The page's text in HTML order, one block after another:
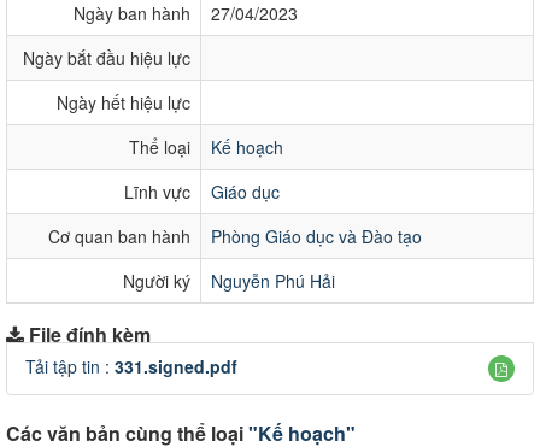
Ngày ban hành
27/04/2023
Ngày bắt đầu hiệu lực
Ngày hết hiệu lực
Thể loại
Kế hoạch
Lĩnh vực
Giáo dục
Cơ quan ban hành
Phòng Giáo dục và Đào tạo
Người ký
Nguyễn Phú Hải
File đính kèm
Tải tập tin : 331.signed.pdf
Các văn bản cùng thể loại"Kế hoạch"